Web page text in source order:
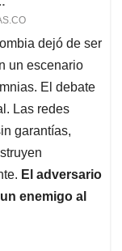
dejó de ser
un escenario
El debate
Las redes
garantías,
El adversario
enemigo al